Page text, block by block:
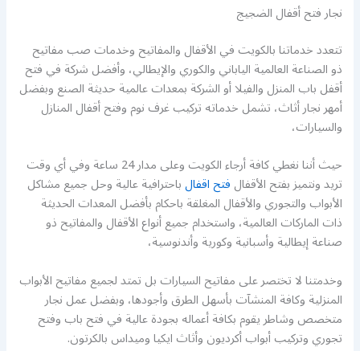
نجار فتح أقفال الضجيج
تتعدد خدماتنا بالكويت في الأقفال والمفاتيح وخدمات صب مفاتيح
ذو الصناعة العالمية الياباني والكوري والإيطالي، وأفضل شركة في فتح
أقفل باب المنزل والفيلا أو الشركة بمعدات عالمية حديثة الصنع وبفضل
أمهر نجار أثاث، تشمل خدماته تركيب غرف نوم وفتح أقفال المنازل
والسيارات،
حيث أننا نغطي كافة أرجاء الكويت وعلى مدار 24 ساعة وفي أي وقت
تريد ونتميز بفتح الأقفالفتح اقفالباحترافية عالية وحل جميع مشاكل
الأبواب والتجوري والأقفال المغلقة باحكام بأفضل المعدات الحديثة
ذات الماركات العالمية، واستخدام جميع أنواع الأقفال والمفاتيح ذو
صناعة إيطالية وأسبانية وكورية وأندنوسية،
وخدمتنا لا تختصر على مفاتيح السيارات بل تمتد لجميع مفاتيح الأبواب
المنزلية وكافة المنشآت بأسهل الطرق وأجودها، وبفضل عمل نجار
متخصص وشاطر يقوم بكافة أعماله بجودة عالية في فتح باب وفتح
تجوري وتركيب أبواب أكرديون وأثاث ايكيا وميداس بالكرتون.